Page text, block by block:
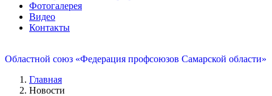
Фотогалерея
Видео
Контакты
Областной союз «Федерация профсоюзов Самарской области»
Главная
Новости